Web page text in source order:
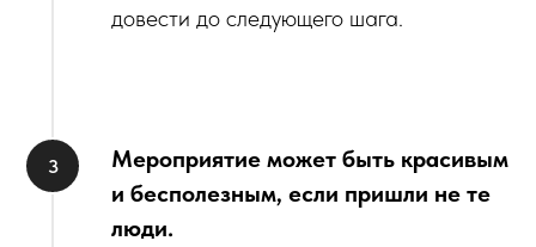
довести до следующего шага.
Мероприятие может быть красивым
и бесполезным, если пришли не те
люди.